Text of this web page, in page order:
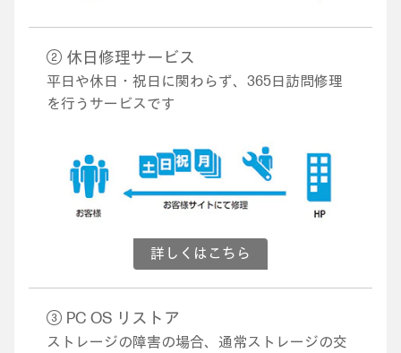
② 休日修理サービス
平日や休日・祝日に関わらず、365日訪問修理
を行うサービスです
詳しくはこちら
③ PC OS リストア
ストレージの障害の場合、通常ストレージの交